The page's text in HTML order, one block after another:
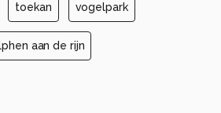
toekan vogelpark
aan de rijn